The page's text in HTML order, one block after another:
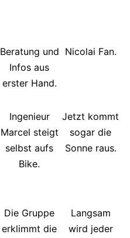
Beratung und
Infos aus
erster Hand.
Nicolai Fan.
Ingenieur
Marcel steigt
selbst aufs
Bike.
Jetzt kommt
sogar die
Sonne raus.
Die Gruppe
erklimmt die
Langsam
wird jeder